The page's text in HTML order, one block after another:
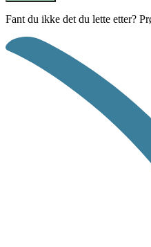
Fant du ikke det du lette etter?